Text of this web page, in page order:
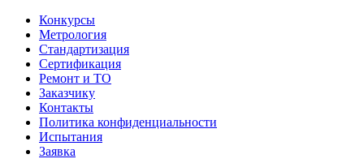
Конкурсы
Метрология
Стандартизация
Сертификация
Ремонт и ТО
Заказчику
Контакты
Политика конфиденциальности
Испытания
Заявка